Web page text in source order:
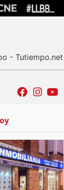
- Tutiempo.net